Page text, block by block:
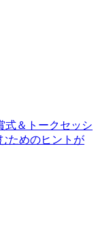
式＆トークセッシ
ためのヒントが